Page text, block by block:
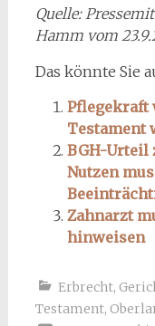
Quelle:
Hamm vom
Das könnte Sie
Pflegekraft
Testament
BGH-Urteil
Nutzen
Zahnarzt
hinweisen
Erbrecht,
Testament,